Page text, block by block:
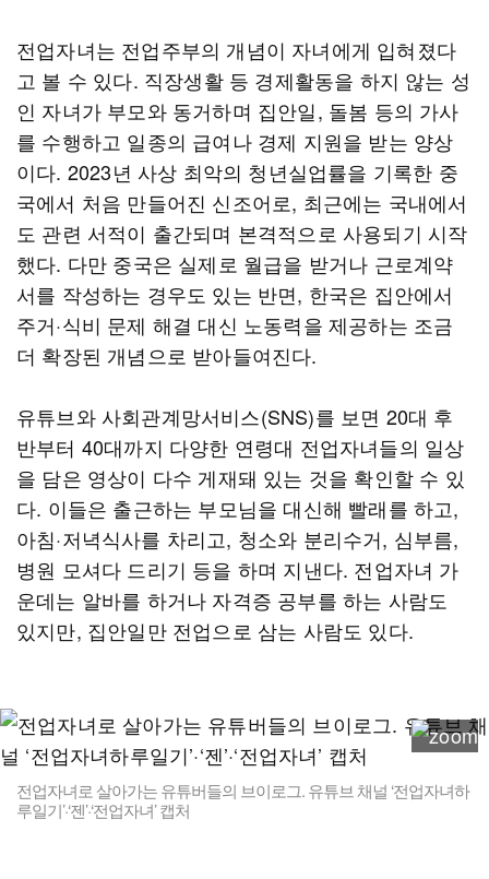
전업자녀는 전업주부의 개념이 자녀에게 입혀졌다
고 볼 수 있다. 직장생활 등 경제활동을 하지 않는 성
인 자녀가 부모와 동거하며 집안일, 돌봄 등의 가사
를 수행하고 일종의 급여나 경제 지원을 받는 양상
이다. 2023년 사상 최악의 청년실업률을 기록한 중
국에서 처음 만들어진 신조어로, 최근에는 국내에서
도 관련 서적이 출간되며 본격적으로 사용되기 시작
했다. 다만 중국은 실제로 월급을 받거나 근로계약
서를 작성하는 경우도 있는 반면, 한국은 집안에서
주거·식비 문제 해결 대신 노동력을 제공하는 조금
더 확장된 개념으로 받아들여진다.
유튜브와 사회관계망서비스(SNS)를 보면 20대 후
반부터 40대까지 다양한 연령대 전업자녀들의 일상
을 담은 영상이 다수 게재돼 있는 것을 확인할 수 있
다. 이들은 출근하는 부모님을 대신해 빨래를 하고,
아침·저녁식사를 차리고, 청소와 분리수거, 심부름,
병원 모셔다 드리기 등을 하며 지낸다. 전업자녀 가
운데는 알바를 하거나 자격증 공부를 하는 사람도
있지만, 집안일만 전업으로 삼는 사람도 있다.
전업자녀로 살아가는 유튜버들의 브이로그. 유튜브 채널 ‘전업자녀하
루일기’·‘젠’·‘전업자녀’ 캡처